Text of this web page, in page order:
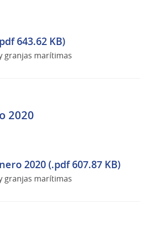
643.62 KB)
granjas marítimas
2020
2020 (.pdf 607.87 KB)
granjas marítimas